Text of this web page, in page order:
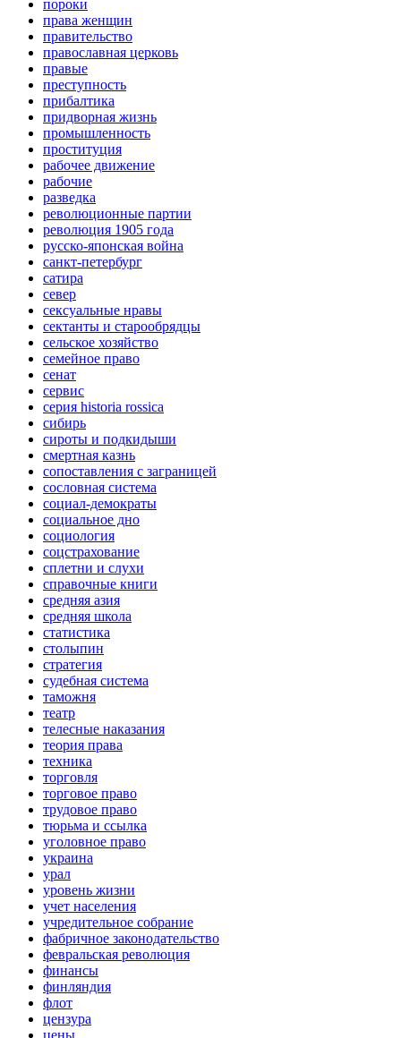
пороки
права женщин
правительство
православная церковь
правые
преступность
прибалтика
придворная жизнь
промышленность
проституция
рабочее движение
рабочие
разведка
революционные партии
революция 1905 года
русско-японская война
санкт-петербург
сатира
север
сексуальные нравы
сектанты и старообрядцы
сельское хозяйство
семейное право
сенат
сервис
серия historia rossica
сибирь
сироты и подкидыши
смертная казнь
сопоставления с заграницей
сословная система
социал-демократы
социальное дно
социология
соцстрахование
сплетни и слухи
справочные книги
средняя азия
средняя школа
статистика
столыпин
стратегия
судебная система
таможня
театр
телесные наказания
теория права
техника
торговля
торговое право
трудовое право
тюрьма и ссылка
уголовное право
украина
урал
уровень жизни
учет населения
учредительное собрание
фабричное законодательство
февральская революция
финансы
финляндия
флот
цензура